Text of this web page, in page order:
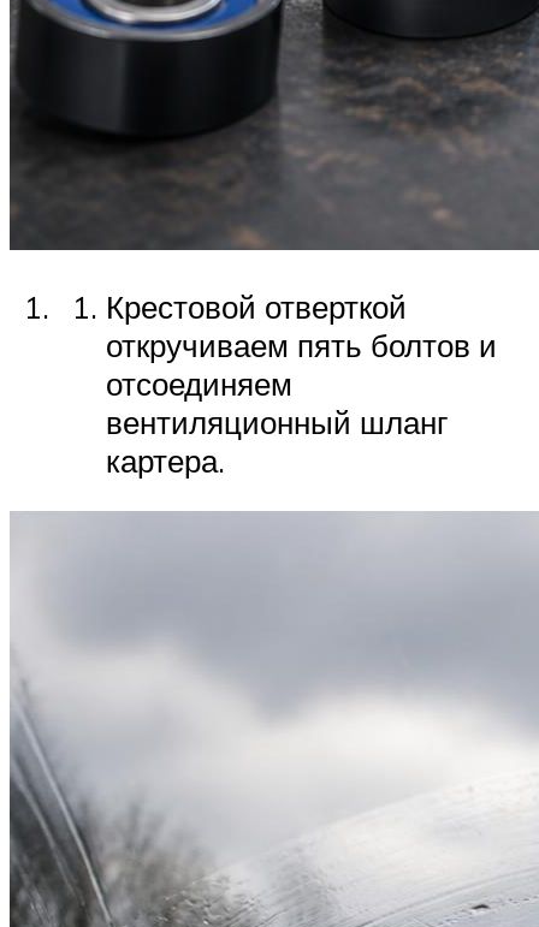
Крестовой отверткой
откручиваем пять болтов и
отсоединяем
вентиляционный шланг
картера.